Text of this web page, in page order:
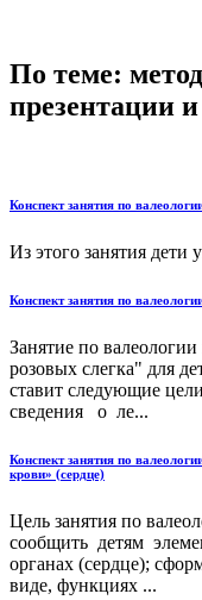
По теме:
презентации
Конспект занятия по
Из этого занятия дети
Конспект занятия по
Занятие по
розовых слегка" для
ставит следующие
сведения о ле...
Конспект занятия по
крови» (сердце)
Цель занятия по
сообщить детям
органах (сердце);
виде, функциях ...